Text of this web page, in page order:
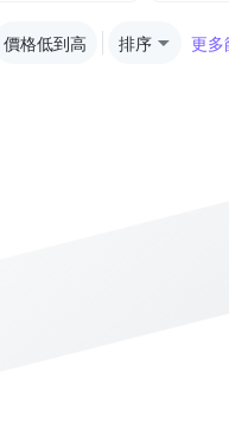
價格低到高 排序 更多